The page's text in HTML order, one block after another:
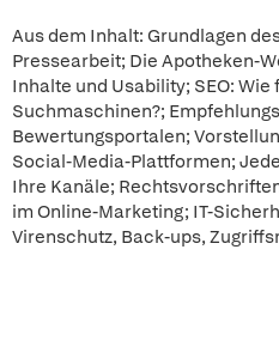
Aus dem Inhalt: Grundlagen
Pressearbeit; Die Apotheken-
Inhalte und Usability; SEO:
Suchmaschinen?;
Bewertungsportalen;
Social-Media-Plattformen;
Ihre Kanäle;
im Online-Marketing; IT-
Virenschutz, Back-ups,